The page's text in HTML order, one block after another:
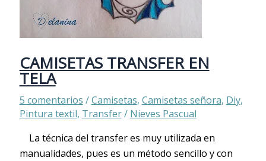
CAMISETAS TRANSFER EN
TELA
5 comentarios /Camisetas, Camisetas señora, Diy,
Pintura textil, Transfer/ Nieves Pascual
La técnica del transfer es muy utilizada en
manualidades, pues es un método sencillo y con